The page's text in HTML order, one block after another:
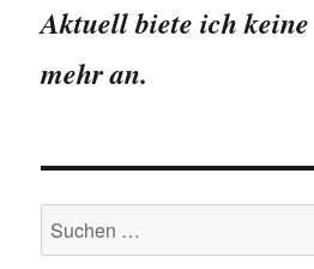
Aktuell biete ich keine
mehr an.
Suchen
nach: